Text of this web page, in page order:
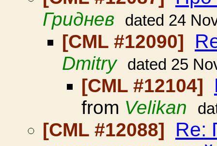
Гриднев dated 24
[CML #12090]
Dmitry dated 25
[CML #12104]
from Velikan
[CML #12088] Re: